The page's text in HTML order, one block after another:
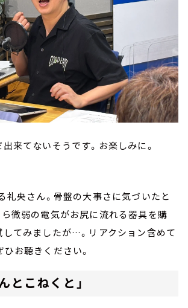
来てないそうです。お楽しみに。
礼央さん。骨盤の大事さに気づいたと
ら微弱の電気がお尻に流れる器具を購
してみましたが…。リアクション含めて
お聴きください。
とこねくと」